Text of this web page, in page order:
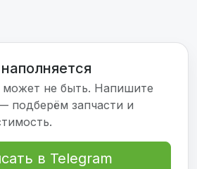
может не быть. Напишите
подберём запчасти и
в Telegram